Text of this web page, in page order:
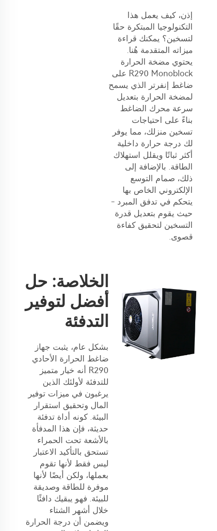
إذن، كيف يعمل هذا
التكنولوجيا المبتكرة حقًا
لتسخين؟ يمكنك قراءة
ميزاته المتقدمة هُنا.
يحتوي مضخة الحرارة
R290 Monoblock على
ضاغط إنفرتر الذي يسمح
لمضخة الحرارة بتعديل
سرعة محرك الضاغط
بناءً على احتياجات
تسخين منزلك، مما يوفر
لك درجة حرارة داخلية
أكثر ثباتًا ويقلل استهلاك
الطاقة. بالإضافة إلى
ذلك، صمام التوسع
الإلكتروني الخاص بها
يتحكم في تدفق المبرد -
حيث يقوم بتعديل قدرة
التسخين لتحقيق كفاءة
قصوى.
الخلاصة: حل
أفضل لتوفير
التدفئة
بشكل عام، يثبت جهاز
ضاغط الحرارة الأحادي
R290 أنه خيار متميز
للتدفئة لأولئك الذين
يرغبون في ميزات توفير
المال وتحقيق استقرار
البيئة. كونه أداة تدفئة
حديثة، فإن هذا المدفأة
بالأشعة تحت الحمراء
تستحق بالتأكيد الاعتبار
ليس فقط لأنها تقوم
بعملها، ولكن أيضًا لأنها
موفرة للطاقة وصديقة
للبيئة. فهو يبقيك دافئًا
خلال أشهر الشتاء
ويضمن أن درجة الحرارة